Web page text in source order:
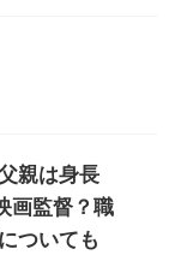
親は身長
画監督？職
ついても